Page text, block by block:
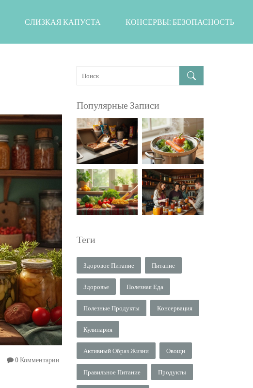
СЛИЗКАЯ КАПУСТА КОНСЕРВЫ: БЕЗОПАСНОСТЬ
0 Комментарии
Популярные Записи
Теги
Здоровое Питание Питание
Здоровье Полезная Еда
Полезные Продукты Консервация
Кулинария
Активный Образ Жизни Овощи
Правильное Питание Продукты